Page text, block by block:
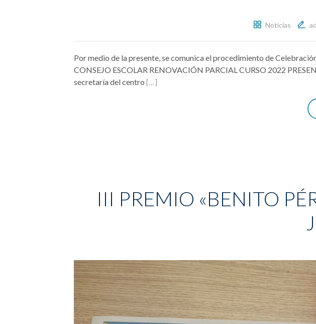
Noticias
Por medio de la presente, se comunica el procedimiento de
CONSEJO ESCOLAR RENOVACIÓN PARCIAL CURSO 2022
secretaría del centro […]
III PREMIO «BENITO